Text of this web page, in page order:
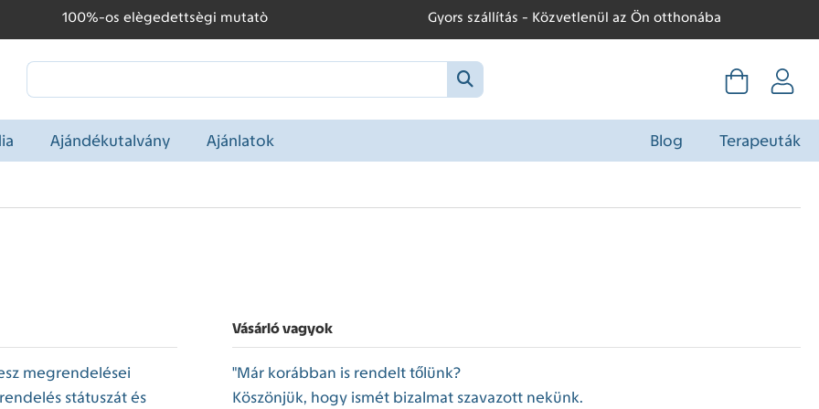
100%-os elègedettsègi mutatò Gyors szállítás - Közvetlenül az Ön otthonába
Ajándékutalvány Blog Terapeuták
Ajánlatok
Vásárló vagyok
"Már korábban is rendelt tőlünk?
Köszönjük, hogy ismét bizalmat szavazott nekünk.
megrendelései
státuszát és